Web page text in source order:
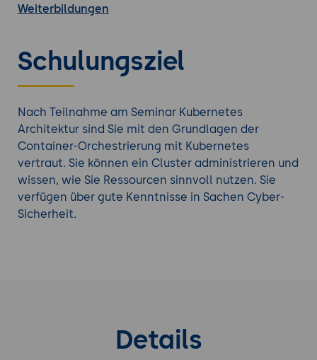
Weiterbildungen
Schulungsziel
Nach Teilnahme am Seminar Kubernetes
Architektur sind Sie mit den Grundlagen der
Container-Orchestrierung mit Kubernetes
vertraut. Sie können ein Cluster administrieren und
wissen, wie Sie Ressourcen sinnvoll nutzen. Sie
verfügen über gute Kenntnisse in Sachen Cyber-
Sicherheit.
Details